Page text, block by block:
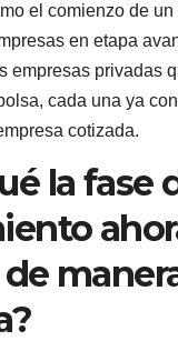
el comienzo de
en etapa
empresas privadas
cada una ya
cotizada.
la fase